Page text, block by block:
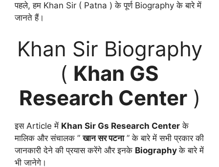
पहले, हम Khan Sir ( Patna ) के पूर्ण Biography के बारे में
जानते हैं।
Khan Sir Biography
( Khan GS
Research Center)
इस Article में Khan Sir Gs Research Center के
मालिक और संचालक ”खान सर पटना” के बारे में सभी प्रकार की
जानकारी देने की प्रयास करेंगे और इनके Biographyके बारे में
भी जानेगे।